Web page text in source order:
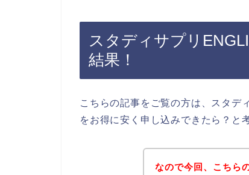
スタディサプリ
結果！
こちらの記事をご覧の方は、スタデ
をお得に安く申し込みできたら？と
なので今回、こちら